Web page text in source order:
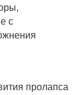
с
пролапса